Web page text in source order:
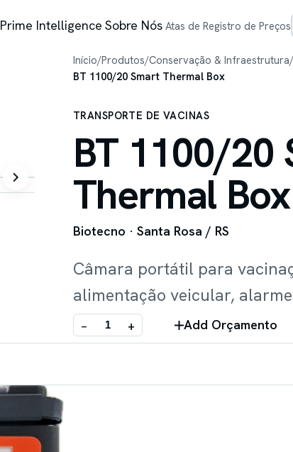
Prime Intelligence Sobre Nós Atas de Registro de Preços
Início/Produtos/Conservação & Infraestrutura/
BT 1100/20 Smart Thermal Box
TRANSPORTE DE VACINAS
BT 1100/20
Thermal Box
Biotecno · Santa Rosa / RS
Câmara portátil para
alimentação veicular,
− + Add Orçamento